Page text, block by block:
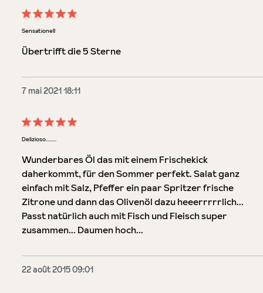
Évaluation avec une note de 5 sur 5 étoiles
Sensationell
Übertrifft die 5 Sterne
7 mai 2021 18:11
Évaluation avec une note de 5 sur 5 étoiles
Delizioso.........
Wunderbares Öl das mit einem Frischekick
daherkommt, für den Sommer perfekt. Salat ganz
einfach mit Salz, Pfeffer ein paar Spritzer frische
Zitrone und dann das Olivenöl dazu heeerrrrrlich...
Passt natürlich auch mit Fisch und Fleisch super
zusammen... Daumen hoch...
22 août 2015 09:01